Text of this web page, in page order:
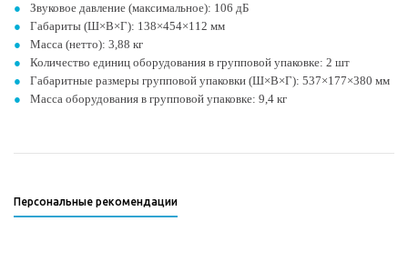
Звуковое давление (максимальное): 106 дБ
Габариты (Ш×В×Г): 138×454×112 мм
Масса (нетто): 3,88 кг
Количество единиц оборудования в групповой упаковке: 2 шт
Габаритные размеры групповой упаковки (Ш×В×Г): 537×177×380 мм
Масса оборудования в групповой упаковке: 9,4 кг
Персональные рекомендации